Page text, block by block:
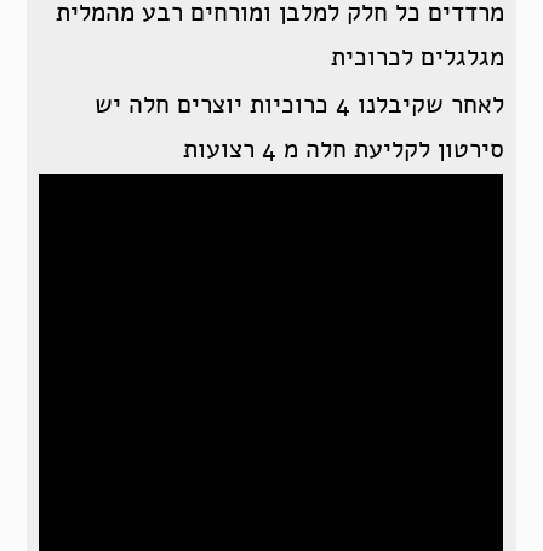
מרדדים כל חלק למלבן ומורחים רבע מהמלית
מגלגלים לכרוכית
לאחר שקיבלנו 4 כרוכיות יוצרים חלה יש
סירטון לקליעת חלה מ 4 רצועות